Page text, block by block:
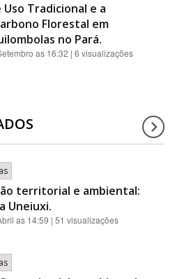
Tradicional e a
Florestal em
no Pará.
as 16:32 | 6 visualizações
territorial e ambiental:
Uneiuxi.
as 14:59 | 51 visualizações